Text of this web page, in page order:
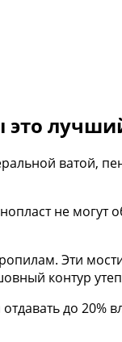
это
ватой,
не могут
Эти
контур
до 20%